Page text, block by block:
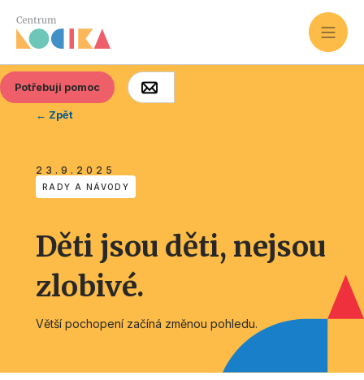
Potřebuji pomoc
← Zpět
23.9.2025
RADY A NÁVODY
Děti jsou děti, nejsou
zlobivé.
Větší pochopení začíná změnou pohledu.